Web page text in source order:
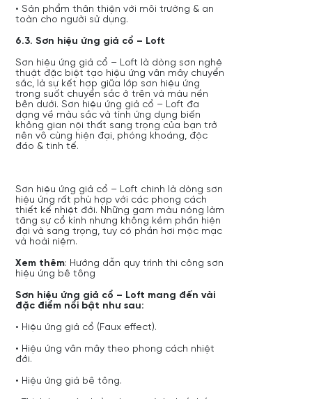
• Sản phẩm thân thiện với môi trường & an
toàn cho người sử dụng.
6.3. Sơn hiệu ứng giả cổ – Loft
Sơn hiệu ứng giả cổ – Loft là dòng sơn nghệ
thuật đặc biệt tạo hiệu ứng vân mây chuyển
sắc, là sự kết hợp giữa lớp sơn hiệu ứng
trong suốt chuyển sắc ở trên và màu nền
bên dưới. Sơn hiệu ứng giả cổ – Loft đa
dạng về màu sắc và tính ứng dụng biến
không gian nội thất sang trọng của bạn trở
nên vô cùng hiện đại, phóng khoáng, độc
đáo & tinh tế.
Sơn hiệu ứng giả cổ – Loft chinh là dòng sơn
hiệu ứng rất phù hợp với các phong cách
thiết kế nhiệt đới. Những gam màu nóng làm
tăng sự cổ kính nhưng không kém phần hiện
đại và sang trọng, tuy có phần hơi mộc mạc
và hoài niệm.
Xem thêm: Hướng dẫn quy trình thi công sơn
hiệu ứng bê tông
Sơn hiệu ứng giả cổ – Loft mang đến vài
đặc điểm nổi bật như sau:
• Hiệu ứng giả cổ (Faux effect).
• Hiệu ứng vân mây theo phong cách nhiệt
đới.
• Hiệu ứng giả bê tông.